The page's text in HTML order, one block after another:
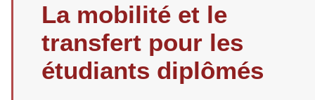
La mobilité et le
transfert pour les
étudiants diplômés